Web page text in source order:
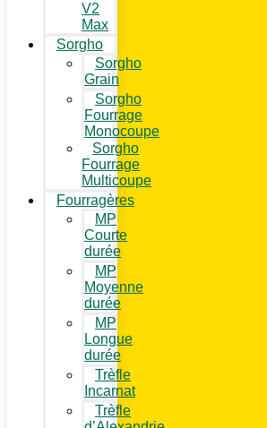
V2
Max
Sorgho
Sorgho
Grain
Sorgho
Fourrage
Monocoupe
Sorgho
Fourrage
Multicoupe
Fourragères
MP
Courte
durée
MP
Moyenne
durée
MP
Longue
durée
Trèfle
Incarnat
Trèfle